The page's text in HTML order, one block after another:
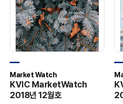
Market Watch
KVIC MarketWatch
2018년 12월호